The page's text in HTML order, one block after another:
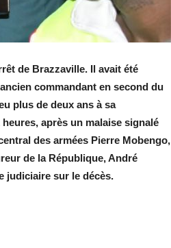
de Brazzaville. Il avait été
commandant en second du
plus de deux ans à sa
après un malaise signalé
des armées Pierre Mobengo,
de la République, André
judiciaire sur le décès.